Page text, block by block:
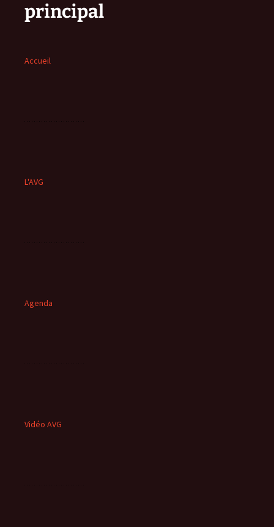
principal
Accueil
L'AVG
Agenda
Vidéo AVG